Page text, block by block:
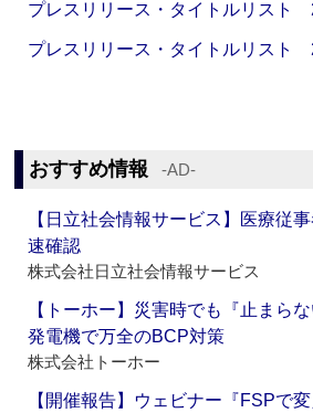
プレスリリース・タイトルリスト
プレスリリース・タイトルリスト
おすすめ情報 ‐AD‐
【日立社会情報サービス】医療従
速確認
株式会社日立社会情報サービス
【トーホー】災害時でも『止まら
発電機で万全のBCP対策
株式会社トーホー
【開催報告】ウェビナー『FSPで